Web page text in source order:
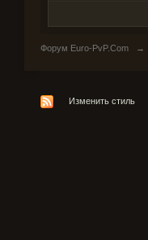
Форум Euro-PvP.Com →
Изменить стиль